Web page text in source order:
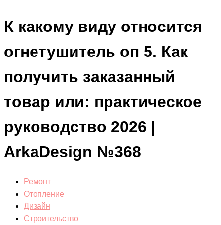
К какому виду относится
огнетушитель оп 5. Как
получить заказанный
товар или: практическое
руководство 2026 |
ArkaDesign №368
Ремонт
Отопление
Дизайн
Строительство